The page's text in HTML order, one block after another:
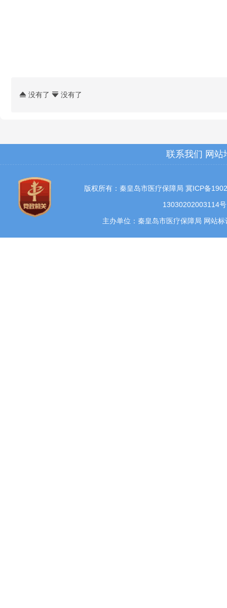
没有了  没有了
联系我们 网站
版权所有：秦皇岛市医疗保障局 冀ICP备
13030202003114号
主办单位：秦皇岛市医疗保障局 网站